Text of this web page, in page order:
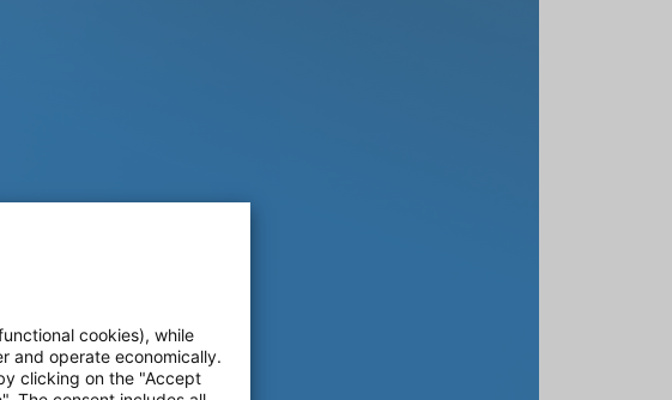
cookies), while
and operate economically.
clicking on the "Accept